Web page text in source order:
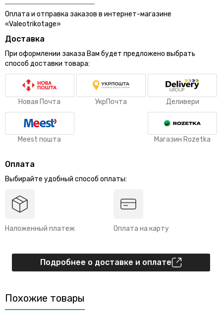
Оплата и отправка заказов в интернет-магазине
«Valeotrikotage»
Доставка
При оформлении заказа Вам будет предложено выбрать
способ доставки товара:
Новая Почта УкрПочта Деливери
Meest пошта Магазин Rozetka
Оплата
Выбирайте удобный способ оплаты:
Наложенный платеж Оплата на карту
Подробнее о доставке и оплате
Похожие товары